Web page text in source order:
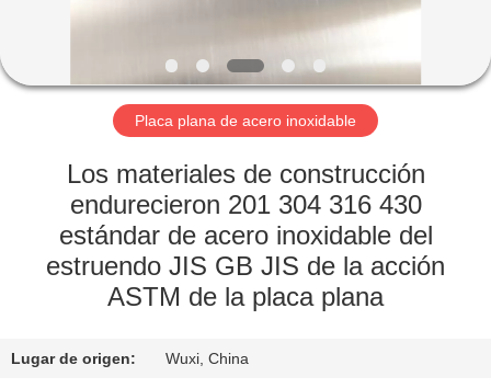
VÍDEOS
NOSOTROS
RECORRIDO
POR
Placa plana de acero inoxidable
Los materiales de construcción
endurecieron 201 304 316 430
estándar de acero inoxidable del
estruendo JIS GB JIS de la acción
ASTM de la placa plana
Lugar de origen: Wuxi, China